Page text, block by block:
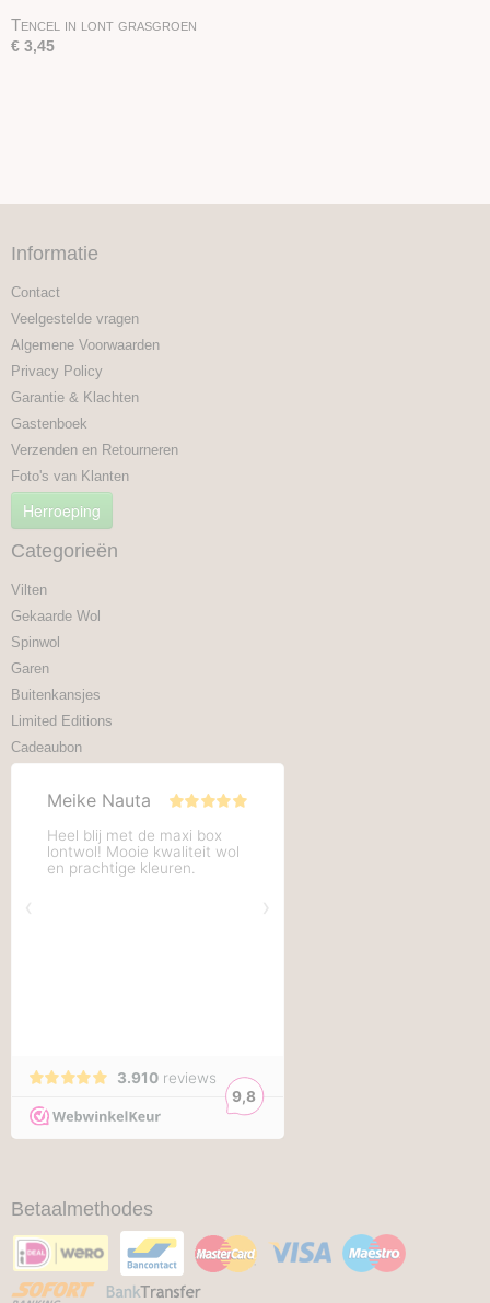
Tencel in lont grasgroen
€ 3,45
Informatie
Contact
Veelgestelde vragen
Algemene Voorwaarden
Privacy Policy
Garantie & Klachten
Gastenboek
Verzenden en Retourneren
Foto's van Klanten
Herroeping
Categorieën
Vilten
Gekaarde Wol
Spinwol
Garen
Buitenkansjes
Limited Editions
Cadeaubon
Betaalmethodes